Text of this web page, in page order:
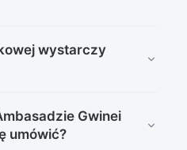
co najmniej 15 dni przed
euro.wystarczy
muszą być
dyplomatyczną.
Gwinei
umówić?